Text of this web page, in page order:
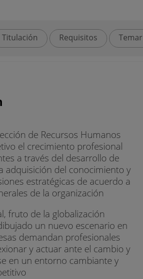
Titulación Requisitos
de Recursos Humanos
el crecimiento profesional
a través del desarrollo de
adquisición del conocimiento y
estratégicas de acuerdo a
de la organización
fruto de la globalización
un nuevo escenario en
demandan profesionales
y actuar ante el cambio y
en un entorno cambiante y